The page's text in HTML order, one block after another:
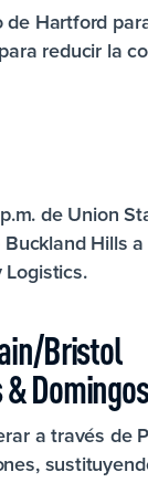
Hartford
reducir la
de Union
Hills
Bristol
a través de